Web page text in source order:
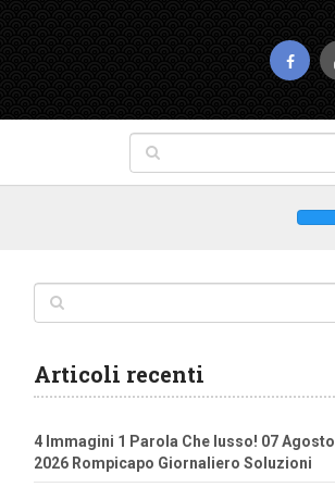
Articoli recenti
4 Immagini 1 Parola Che lusso! 07 Agosto
2026 Rompicapo Giornaliero Soluzioni